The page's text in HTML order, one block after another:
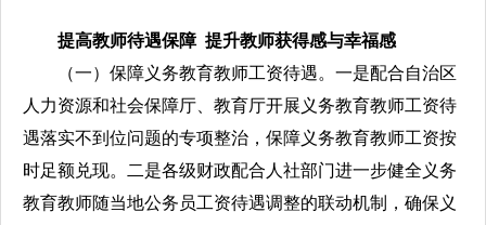
提高教师待遇保障 提升教师获得感与幸福感
（一）保障义务教育教师工资待遇。一是配合自治区
人力资源和社会保障厅、教育厅开展义务教育教师工资待
遇落实不到位问题的专项整治，保障义务教育教师工资按
时足额兑现。二是各级财政配合人社部门进一步健全义务
教育教师随当地公务员工资待遇调整的联动机制，确保义